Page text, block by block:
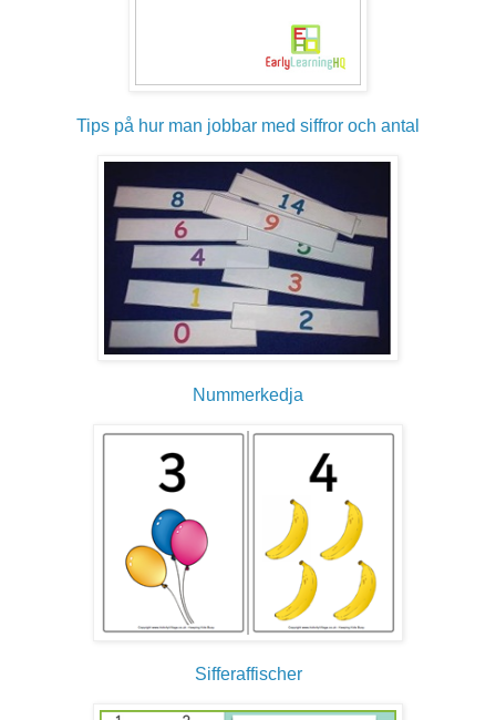
Tips på hur man jobbar med siffror och antal
Nummerkedja
Sifferaffischer